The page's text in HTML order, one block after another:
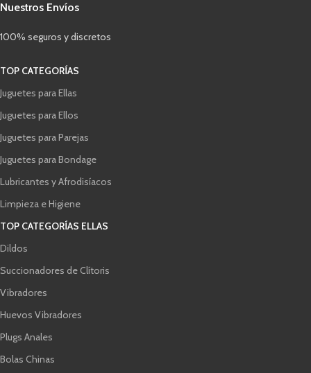
Nuestros Envíos
100% seguros y discretos
TOP CATEGORÍAS
Juguetes para Ellas
Juguetes para Ellos
Juguetes para Parejas
Juguetes para Bondage
Lubricantes y Afrodisíacos
Limpieza e Higiene
TOP CATEGORÍAS ELLAS
Dildos
Succionadores de Clítoris
Vibradores
Huevos Vibradores
Plugs Anales
Bolas Chinas